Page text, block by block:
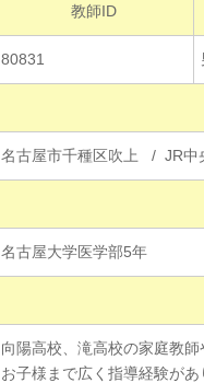
教師ID
80831
名古屋市千種区吹上 / JR
名古屋大学医学部5年
向陽高校、滝高校の家庭教
お子様まで広く指導経験があ